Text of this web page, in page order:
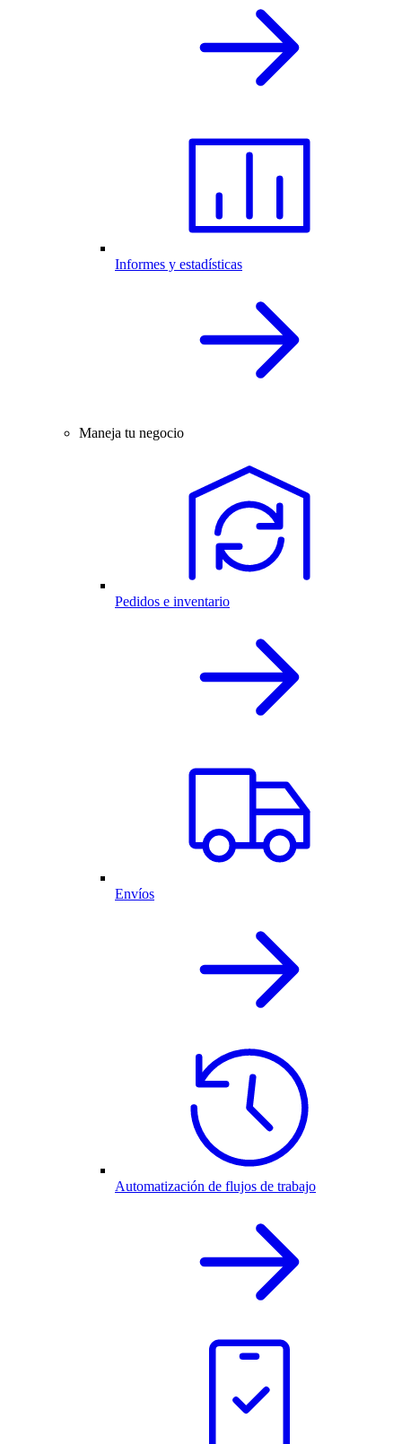
Informes y estadísticas
Maneja tu negocio
Pedidos e inventario
Envíos
Automatización de flujos de trabajo